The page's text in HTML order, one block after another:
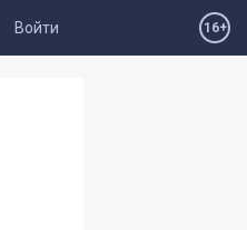
Войти 16+